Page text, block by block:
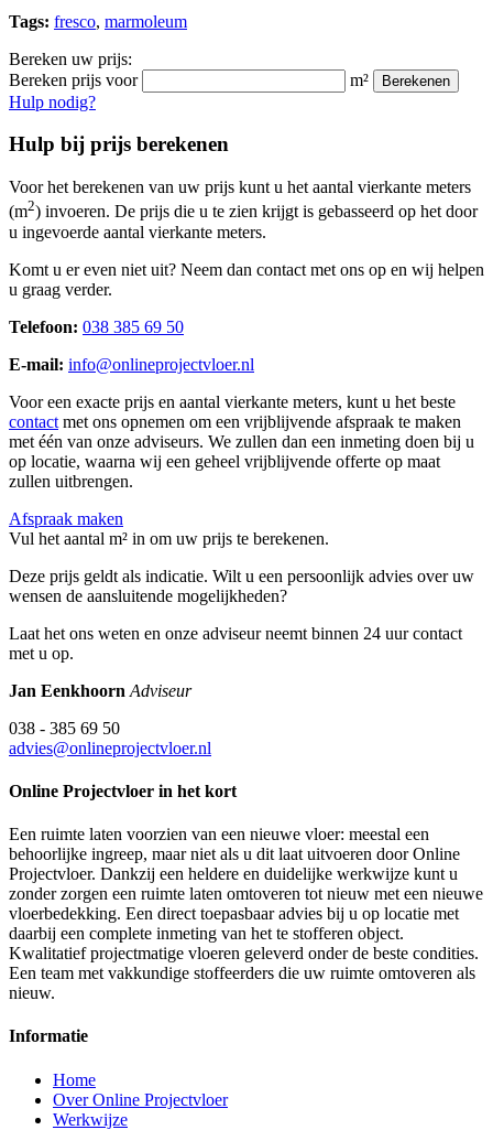
Tags: fresco, marmoleum
Bereken uw prijs:
Bereken prijs voor
m² Berekenen
Hulp nodig?
Hulp bij prijs berekenen
Voor het berekenen van uw prijs kunt u het aantal vierkante meters
(m2) invoeren. De prijs die u te zien krijgt is gebasseerd op het door
u ingevoerde aantal vierkante meters.
Komt u er even niet uit? Neem dan contact met ons op en wij helpen
u graag verder.
Telefoon: 038 385 69 50
E-mail: info@onlineprojectvloer.nl
Voor een exacte prijs en aantal vierkante meters, kunt u het beste
contact met ons opnemen om een vrijblijvende afspraak te maken
met één van onze adviseurs. We zullen dan een inmeting doen bij u
op locatie, waarna wij een geheel vrijblijvende offerte op maat
zullen uitbrengen.
Afspraak maken
Vul het aantal m² in om uw prijs te berekenen.
Deze prijs geldt als indicatie. Wilt u een persoonlijk advies over uw
wensen de aansluitende mogelijkheden?
Laat het ons weten en onze adviseur neemt binnen 24 uur contact
met u op.
Jan Eenkhoorn Adviseur
038 - 385 69 50
advies@onlineprojectvloer.nl
Online Projectvloer in het kort
Een ruimte laten voorzien van een nieuwe vloer: meestal een
behoorlijke ingreep, maar niet als u dit laat uitvoeren door Online
Projectvloer. Dankzij een heldere en duidelijke werkwijze kunt u
zonder zorgen een ruimte laten omtoveren tot nieuw met een nieuwe
vloerbedekking. Een direct toepasbaar advies bij u op locatie met
daarbij een complete inmeting van het te stofferen object.
Kwalitatief projectmatige vloeren geleverd onder de beste condities.
Een team met vakkundige stoffeerders die uw ruimte omtoveren als
nieuw.
Informatie
Home
Over Online Projectvloer
Werkwijze